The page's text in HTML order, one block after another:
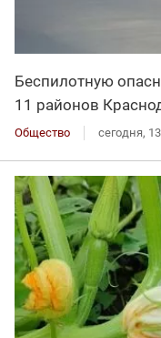
Беспилотную
11 районов
Общество сегодня,